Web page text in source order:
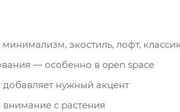
экостиль, лофт,
— особенно в open space
нужный акцент
с растения